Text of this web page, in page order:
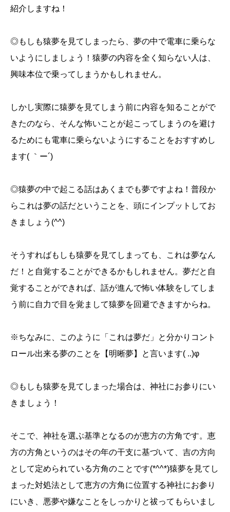
紹介しますね！
◎もしも猿夢を見てしまったら、夢の中で電車に乗らな
いようにしましょう！猿夢の内容を全く知らない人は、
興味本位で乗ってしまうかもしれません。
しかし実際に猿夢を見てしまう前に内容を知ることがで
きたのなら、そんな怖いことが起こってしまうのを避け
るためにも電車に乗らないようにすることをおすすめし
ます( ｀ー´)
◎猿夢の中で起こる話はあくまでも夢ですよね！普段か
らこれは夢の話だということを、頭にインプットしてお
きましょう(^^)
そうすればもしも猿夢を見てしまっても、これは夢なん
だ！と自覚することができるかもしれません。夢だと自
覚することができれば、話が進んで怖い体験をしてしま
う前に自力で目を覚まして猿夢を回避できますからね。
※ちなみに、このように「これは夢だ」と分かりコント
ロール出来る夢のことを【明晰夢】と言います( ..)φ
◎もしも猿夢を見てしまった場合は、神社にお参りにい
きましょう！
そこで、神社を選ぶ基準となるのが恵方の方角です。恵
方の方角というのはその年の干支に基づいて、吉の方向
として定められている方角のことです(*^^*)猿夢を見てし
まった対処法として恵方の方角に位置する神社にお参り
にいき、悪夢や嫌なことをしっかりと祓ってもらいまし